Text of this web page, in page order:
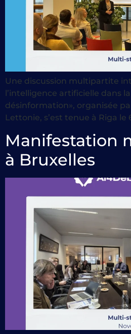
Une discussion multipartite
l’intelligence artificielle dans
désinformation», organisée
Lettonie, s’est tenue à Riga le
Manifestation
à Bruxelles